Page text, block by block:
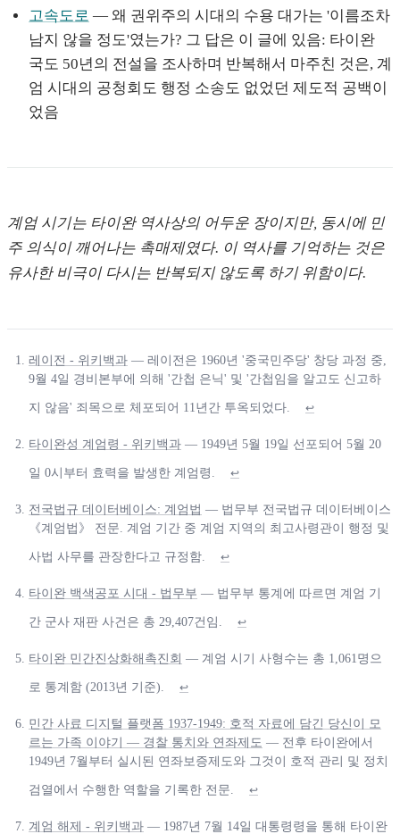
고속도로 — 왜 권위주의 시대의 수용 대가는 '이름조차
남지 않을 정도'였는가? 그 답은 이 글에 있음: 타이완
국도 50년의 전설을 조사하며 반복해서 마주친 것은, 계
엄 시대의 공청회도 행정 소송도 없었던 제도적 공백이
었음
계엄 시기는 타이완 역사상의 어두운 장이지만, 동시에 민
주 의식이 깨어나는 촉매제였다. 이 역사를 기억하는 것은
유사한 비극이 다시는 반복되지 않도록 하기 위함이다.
레이전 - 위키백과 — 레이전은 1960년 '중국민주당' 창당 과정 중,
9월 4일 경비본부에 의해 '간첩 은닉' 및 '간첩임을 알고도 신고하
지 않음' 죄목으로 체포되어 11년간 투옥되었다. ↩
타이완성 계엄령 - 위키백과 — 1949년 5월 19일 선포되어 5월 20
일 0시부터 효력을 발생한 계엄령. ↩
전국법규 데이터베이스: 계엄법 — 법무부 전국법규 데이터베이스
《계엄법》 전문. 계엄 기간 중 계엄 지역의 최고사령관이 행정 및
사법 사무를 관장한다고 규정함. ↩
타이완 백색공포 시대 - 법무부 — 법무부 통계에 따르면 계엄 기
간 군사 재판 사건은 총 29,407건임. ↩
타이완 민간진상화해촉진회 — 계엄 시기 사형수는 총 1,061명으
로 통계함 (2013년 기준). ↩
민간 사료 디지털 플랫폼 1937-1949: 호적 자료에 담긴 당신이 모
르는 가족 이야기 — 경찰 통치와 연좌제도 — 전후 타이완에서
1949년 7월부터 실시된 연좌보증제도와 그것이 호적 관리 및 정치
검열에서 수행한 역할을 기록한 전문. ↩
계엄 해제 - 위키백과 — 1987년 7월 14일 대통령령을 통해 타이완